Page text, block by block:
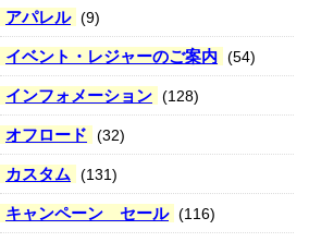
アパレル (9)
イベント・レジャーのご案内 (54)
インフォメーション (128)
オフロード (32)
カスタム (131)
キャンペーン セール (116)